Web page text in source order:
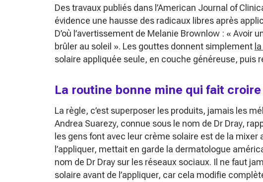
Des travaux publiés dans l’American Journal of
évidence une hausse des radicaux libres après
D’où l’avertissement de Melanie Brownlow : « Avoir
brûler au soleil ». Les gouttes donnent simplement
solaire appliquée seule, en couche généreuse, puis
La routine bonne mine qui fait
La règle, c’est superposer les produits, jamais les
Andrea Suarezy, connue sous le nom de Dr Dray,
les gens font avec leur crème solaire est de la mixer
l’appliquer, mettait en garde la dermatologue
nom de Dr Dray sur les réseaux sociaux. Il ne faut
solaire avant de l’appliquer, car cela modifie